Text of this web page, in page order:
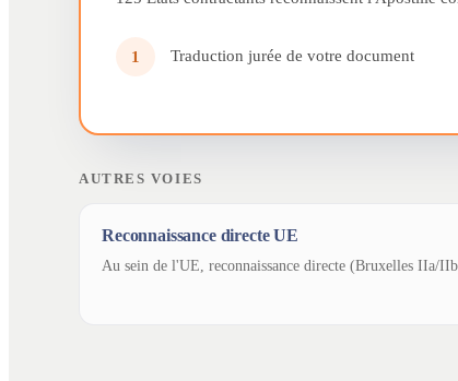
1 Traduction jurée de votre document
AUTRES VOIES
Reconnaissance directe UE
Au sein de l'UE, reconnaissance directe (Bruxelles IIa/